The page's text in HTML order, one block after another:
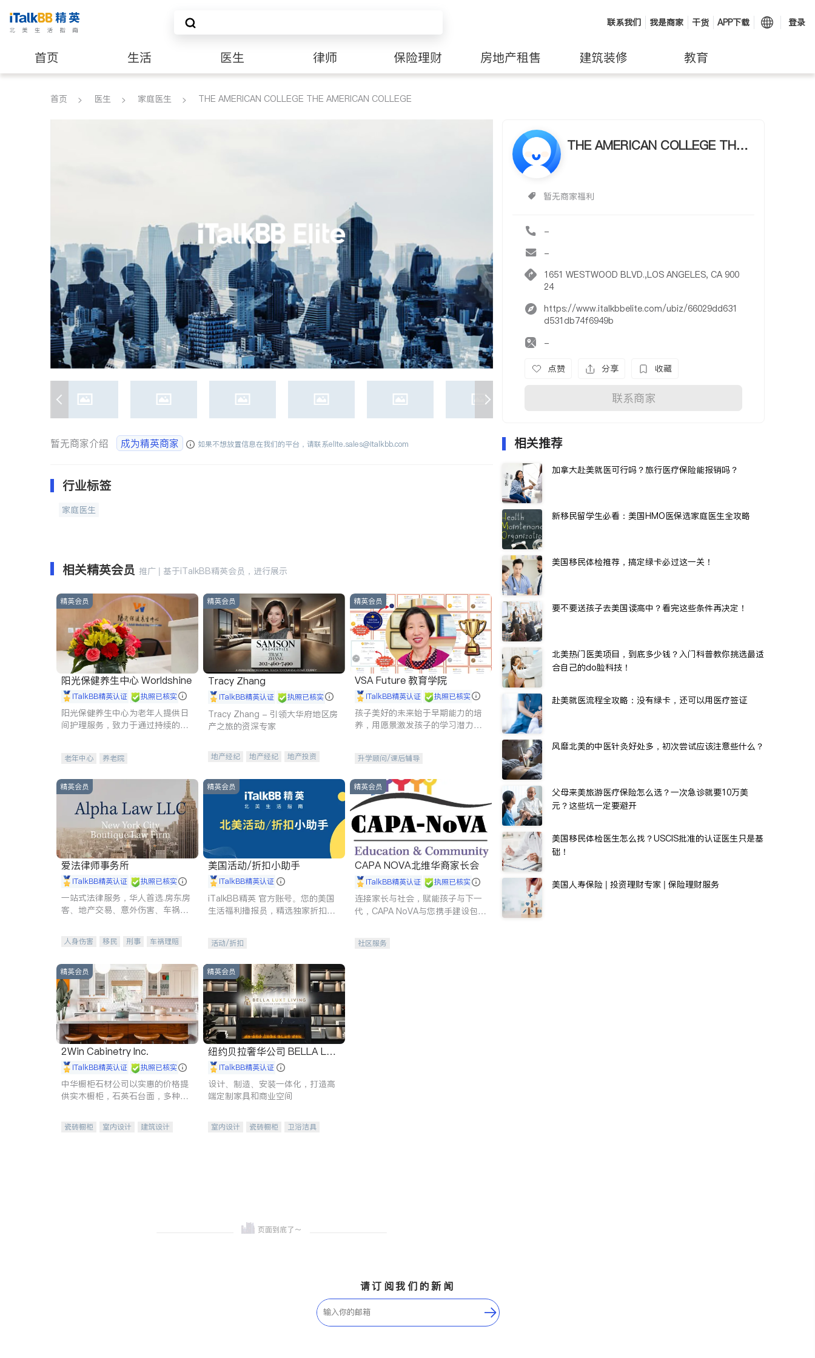
联系我们 我是商家 干货 APP下载 登录
首页 生活 医生 律师 保险理财 房地产租售 建筑装修 教育
养老 非盈利组织
首页 医生 家庭医生 THE AMERICAN COLLEGE THE AMERICAN COLLEGE
THE AMERICAN COLLEGE THE
暂无商家福利
-
-
1651 WESTWOOD BLVD.,LOS ANGELES, CA 900
24
https://www.italkbbelite.com/ubiz/66029dd631
d531db74f6949b
-
点赞 分享 收藏
联系商家
暂无商家介绍 成为精英商家 如果不想放置信息在我们的平台，请联系elite.sales@italkbb.com
行业标签
家庭医生
相关精英会员 推广 | 基于iTalkBB精英会员，进行展示
精英会员
阳光保健养生中心 Worldshine
iTalkBB精英认证 执照已核实
阳光保健养生中心为老年人提供日
间护理服务，致力于通过持续的护
老年中心 养老院
精英会员
Tracy Zhang
iTalkBB精英认证 执照已核实
Tracy Zhang - 引领大华府地区房
产之旅的资深专家
地产经纪 地产经纪
地产投资
精英会员
VSA Future 教育学院
iTalkBB精英认证 执照已核实
孩子美好的未来始于早期能力的培
养，用愿景激发孩子的学习潜力和
升学顾问/课后辅导
精英会员
爱法律师事务所
iTalkBB精英认证 执照已核实
一站式法律服务，华人首选.房东房
客、地产交易、意外伤害、车祸重
人身伤害 移民 刑事
车祸理赔
商标注册
索赔 律师-其它 保释
精英会员
美国活动/折扣小助手
iTalkBB精英认证
iTalkBB精英 官方账号。您的美国
生活福利播报员，精选独家折扣、
活动/折扣
精英会员
CAPA NOVA北维华裔家长会
iTalkBB精英认证 执照已核实
连接家长与社会，赋能孩子与下一
代，CAPA NoVA与您携手建设包
社区服务
精英会员
2Win Cabinetry Inc.
iTalkBB精英认证 执照已核实
中华橱柜石材公司以实惠的价格提
供实木橱柜，石英石台面，多种优
瓷砖橱柜 室内设计
建筑设计
精英会员
纽约贝拉奢华公司 BELLA LUX
E iTalkBB精英认证
设计、制造、安装一体化，打造高
端定制家具和商业空间
室内设计 瓷砖橱柜
卫浴洁具
相关推荐
加拿大赴美就医可行吗？旅行医疗保险能报销吗？
新移民留学生必看：美国HMO医保选家庭医生全攻略
美国移民体检推荐，搞定绿卡必过这一关！
要不要送孩子去美国读高中？看完这些条件再决定！
北美热门医美项目，到底多少钱？入门科普教你挑选最适
合自己的do脸科技！
赴美就医流程全攻略：没有绿卡，还可以用医疗签证
风靡北美的中医针灸好处多，初次尝试应该注意些什么？
父母来美旅游医疗保险怎么选？一次急诊就要10万美
元？这些坑一定要避开
美国移民体检医生怎么找？USCIS批准的认证医生只是基
础！
美国人寿保险 | 投资理财专家 | 保险理财服务
请订阅我们的新闻